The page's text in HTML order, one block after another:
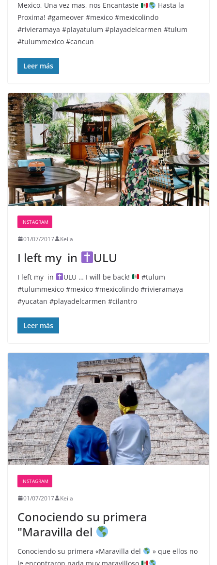
Mexico, Una vez mas, nos Encantaste
Hasta la
Proxima! #gameover #mexico #mexicolindo
#rivieramaya #playatulum #playadelcarmen #tulum
#tulummexico #cancun
Leer más
INSTAGRAM
01/07/2017 Keila
I left my in ULU
I left my in ULU … I will be back!
#tulum
#tulummexico #mexico #mexicolindo #rivieramaya
#yucatan #playadelcarmen #cilantro
Leer más
INSTAGRAM
01/07/2017 Keila
Conociendo su primera
"Maravilla del
Conociendo su primera «Maravilla del
» que ellos no